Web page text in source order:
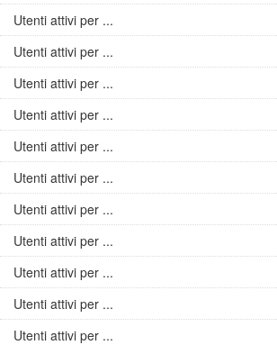
Utenti attivi per ...
Utenti attivi per ...
Utenti attivi per ...
Utenti attivi per ...
Utenti attivi per ...
Utenti attivi per ...
Utenti attivi per ...
Utenti attivi per ...
Utenti attivi per ...
Utenti attivi per ...
Utenti attivi per ...